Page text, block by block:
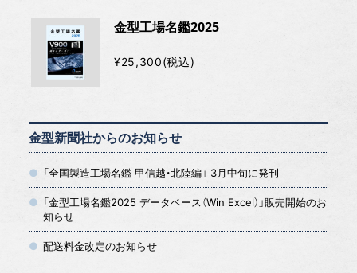
金型工場名鑑2025
¥25,300(税込)
金型新聞社からのお知らせ
「全国製造工場名鑑 甲信越・北陸編」 3月中旬に発刊
「金型工場名鑑2025 データベース（Win Excel）」販売開始のお
知らせ
配送料金改定のお知らせ